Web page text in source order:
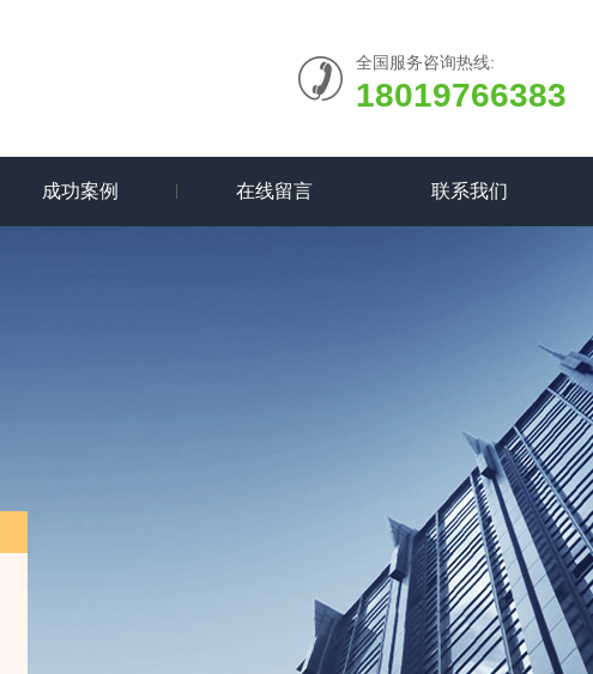
全国服务咨询热线:
18019766383
成功案例 在线留言 联系我们